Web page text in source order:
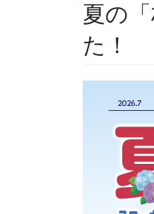
夏の
た！